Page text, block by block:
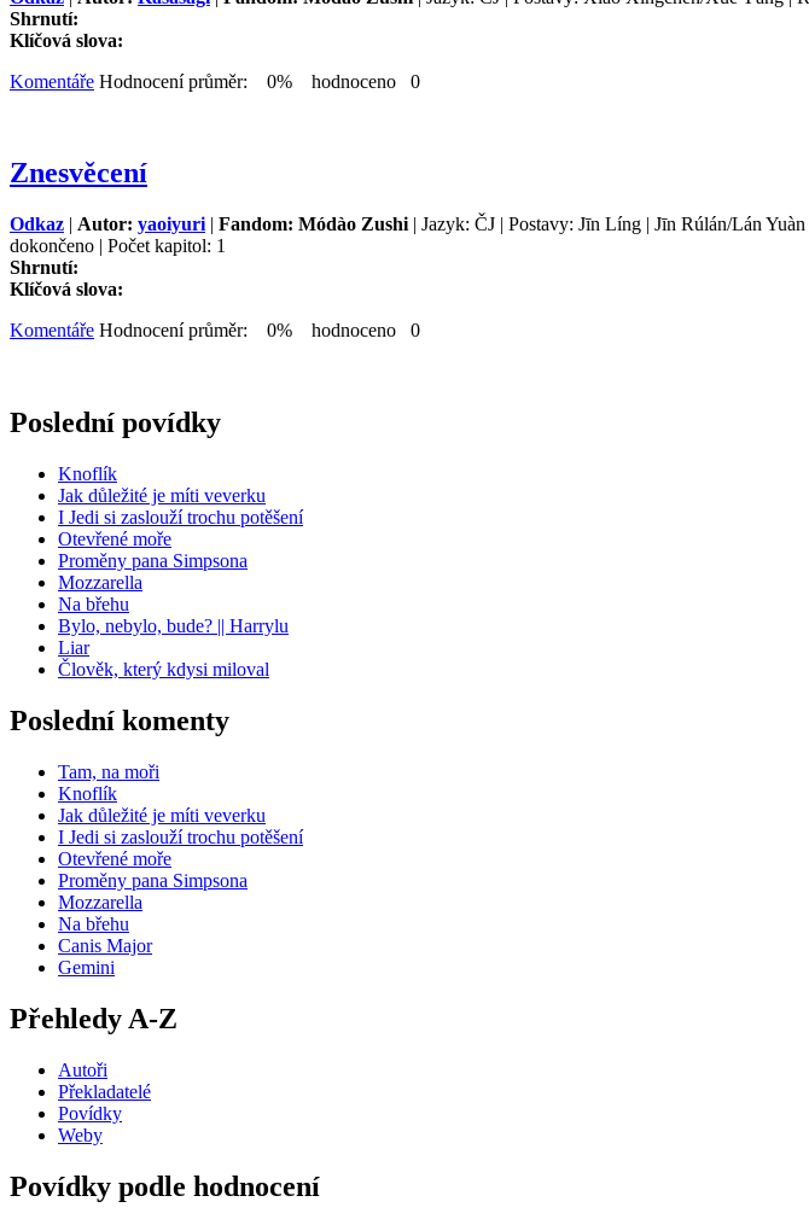
Shrnutí:
Klíčová slova:
Komentáře Hodnocení průměr: 0% hodnoceno 0
Znesvěcení
Odkaz | Autor: yaoiyuri | Fandom: Módào Zushi | Jazyk: ČJ | Postavy: Jīn Líng | Jīn Rúlán/Lán
dokončeno | Počet kapitol: 1
Shrnutí:
Klíčová slova:
Komentáře Hodnocení průměr: 0% hodnoceno 0
Poslední povídky
Knoflík
Jak důležité je míti veverku
I Jedi si zaslouží trochu potěšení
Otevřené moře
Proměny pana Simpsona
Mozzarella
Na břehu
Bylo, nebylo, bude? || Harrylu
Liar
Člověk, který kdysi miloval
Poslední komenty
Tam, na moři
Knoflík
Jak důležité je míti veverku
I Jedi si zaslouží trochu potěšení
Otevřené moře
Proměny pana Simpsona
Mozzarella
Na břehu
Canis Major
Gemini
Přehledy A-Z
Autoři
Překladatelé
Povídky
Weby
Povídky podle hodnocení